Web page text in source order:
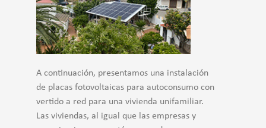
A continuación, presentamos una instalación
de placas fotovoltaicas para autoconsumo con
vertido a red para una vivienda unifamiliar.
Las viviendas, al igual que las empresas y